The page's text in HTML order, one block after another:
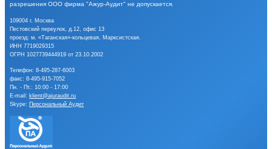
разрешения ООО фирма "Ажур-Аудит" не допускается.
109004 г. Москва
Пестовский переулок, д.12, офис 13
проезд: м. «Таганская»-кольцевая, Марксистская.
ИНН 7719029315
ОГРН 1027739444919 от 23.10.2002
Телефон: 8-495-287-6003
факс: 8-495-915-7052
Пн. - Пт.: 10:00 - 17:00
E-mail: klient@ajuraudit.ru
Skype: Персональный Аудит